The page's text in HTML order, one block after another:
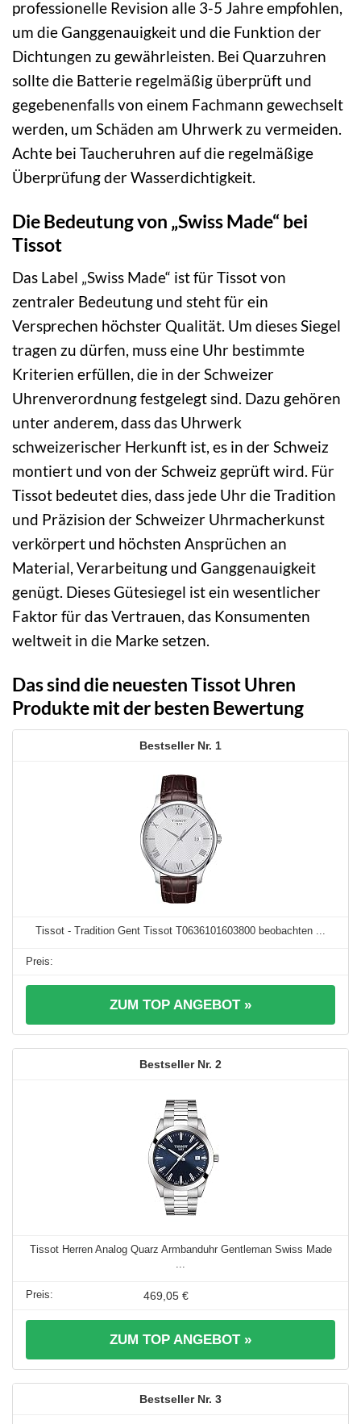
professionelle Revision alle 3-5 Jahre empfohlen,
um die Ganggenauigkeit und die Funktion der
Dichtungen zu gewährleisten. Bei Quarzuhren
sollte die Batterie regelmäßig überprüft und
gegebenenfalls von einem Fachmann gewechselt
werden, um Schäden am Uhrwerk zu vermeiden.
Achte bei Taucheruhren auf die regelmäßige
Überprüfung der Wasserdichtigkeit.
Die Bedeutung von „Swiss Made“ bei
Tissot
Das Label „Swiss Made“ ist für Tissot von
zentraler Bedeutung und steht für ein
Versprechen höchster Qualität. Um dieses Siegel
tragen zu dürfen, muss eine Uhr bestimmte
Kriterien erfüllen, die in der Schweizer
Uhrenverordnung festgelegt sind. Dazu gehören
unter anderem, dass das Uhrwerk
schweizerischer Herkunft ist, es in der Schweiz
montiert und von der Schweiz geprüft wird. Für
Tissot bedeutet dies, dass jede Uhr die Tradition
und Präzision der Schweizer Uhrmacherkunst
verkörpert und höchsten Ansprüchen an
Material, Verarbeitung und Ganggenauigkeit
genügt. Dieses Gütesiegel ist ein wesentlicher
Faktor für das Vertrauen, das Konsumenten
weltweit in die Marke setzen.
Das sind die neuesten Tissot Uhren
Produkte mit der besten Bewertung
1
Tissot - Tradition Gent Tissot T0636101603800 beobachten ...
ZUM TOP ANGEBOT »
2
Tissot Herren Analog Quarz Armbanduhr Gentleman Swiss Made
469,05 €
ZUM TOP ANGEBOT »
3